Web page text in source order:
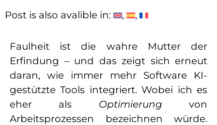
Post is also avalible in:
Faulheit ist die wahre Mutter der
Erfindung – und das zeigt sich erneut
daran, wie immer mehr Software KI-
gestützte Tools integriert. Wobei ich es
eher als Optimierungvon
Arbeitsprozessen bezeichnen würde.